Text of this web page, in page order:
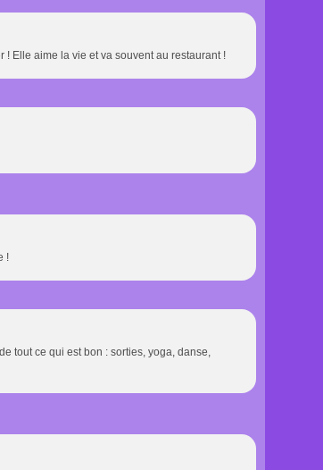
Elle aime la vie et va souvent au restaurant !
!
tout ce qui est bon : sorties, yoga, danse,